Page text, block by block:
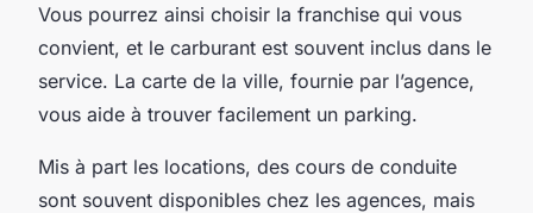
Vous pourrez ainsi choisir la franchise qui vous
convient, et le carburant est souvent inclus dans le
service. La carte de la ville, fournie par l’agence,
vous aide à trouver facilement un parking.
Mis à part les locations, des cours de conduite
sont souvent disponibles chez les agences, mais